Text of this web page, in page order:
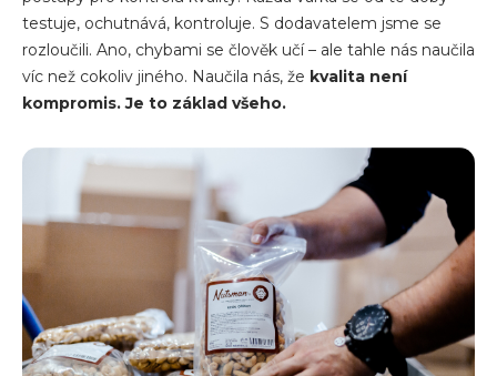
testuje, ochutnává, kontroluje. S dodavatelem jsme se
rozloučili. Ano, chybami se člověk učí – ale tahle nás naučila
víc než cokoliv jiného. Naučila nás, že kvalita není
kompromis. Je to základ všeho.